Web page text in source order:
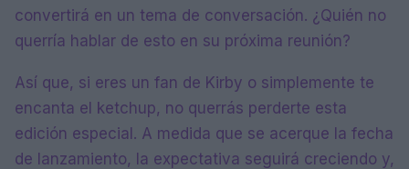
convertirá en un tema de conversación. ¿Quién no
querría hablar de esto en su próxima reunión?
Así que, si eres un fan de Kirby o simplemente te
encanta el ketchup, no querrás perderte esta
edición especial. A medida que se acerque la fecha
de lanzamiento, la expectativa seguirá creciendo y,